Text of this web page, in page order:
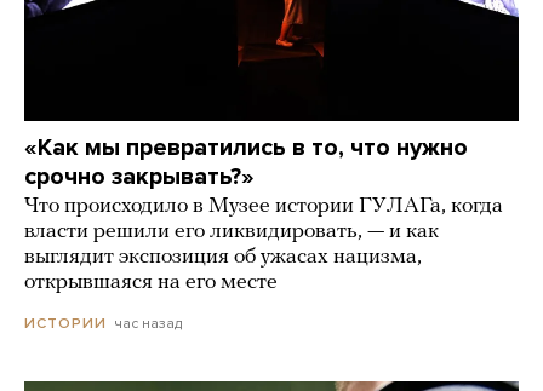
«Как мы превратились в то, что нужно
срочно закрывать?»
Что происходило в Музее истории ГУЛАГа, когда
власти решили его ликвидировать, — и как
выглядит экспозиция об ужасах нацизма,
открывшаяся на его месте
ИСТОРИИ час назад